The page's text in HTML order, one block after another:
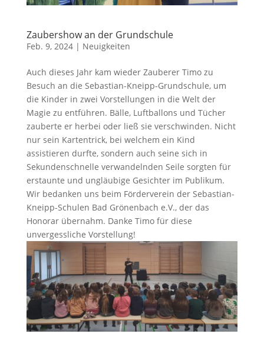
Zaubershow an der Grundschule
Feb. 9, 2024| Neuigkeiten
Auch dieses Jahr kam wieder Zauberer Timo zu
Besuch an die Sebastian-Kneipp-Grundschule, um
die Kinder in zwei Vorstellungen in die Welt der
Magie zu entführen. Bälle, Luftballons und Tücher
zauberte er herbei oder ließ sie verschwinden. Nicht
nur sein Kartentrick, bei welchem ein Kind
assistieren durfte, sondern auch seine sich in
Sekundenschnelle verwandelnden Seile sorgten für
erstaunte und ungläubige Gesichter im Publikum.
Wir bedanken uns beim Förderverein der Sebastian-
Kneipp-Schulen Bad Grönenbach e.V., der das
Honorar übernahm. Danke Timo für diese
unvergessliche Vorstellung!